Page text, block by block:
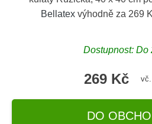
Bellatex výhodně za 269
Dostupnost: Do
269 Kč vč.
DO